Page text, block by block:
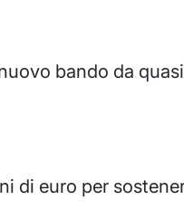
bando da
di euro per